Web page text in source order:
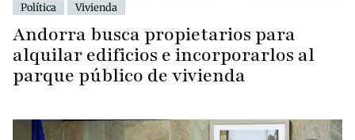
Política Vivienda
Andorra busca propietarios para
alquilar edificios e incorporarlos al
parque público de vivienda